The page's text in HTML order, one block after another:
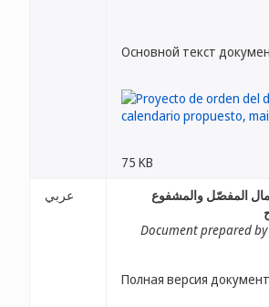
Основной текст
75 KB
عربي
المفصّل والمشفوع
Document prepared
Полная версия